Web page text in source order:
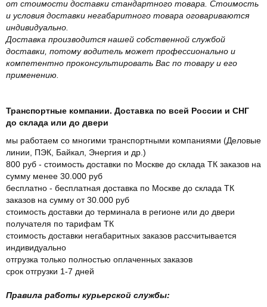
от стоимости доставки стандартного товара. Стоимость
и условия доставки негабаритного товара оговариваются
индивидуально.
Доставка производится нашей собственной службой
доставки, потому водитель может профессионально и
компетентно проконсультировать Вас по товару и его
применению.
Транспортные компании. Доставка по всей России и СНГ
до склада или до двери
мы работаем со многими транспортными компаниями (Деловые
линии, ПЭК, Байкал, Энергия и др.)
800 руб - стоимость доставки по Москве до склада ТК заказов на
сумму менее 30.000 руб
бесплатно - бесплатная доставка по Москве до склада ТК
заказов на сумму от 30.000 руб
стоимость доставки до терминала в регионе или до двери
получателя по тарифам ТК
стоимость доставки негабаритных заказов рассчитывается
индивидуально
отгрузка только полностью оплаченных заказов
срок отгрузки 1-7 дней
Правила работы курьерской службы: